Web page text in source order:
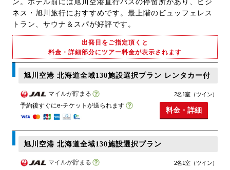
ン。ホテル前には旭川空港直行バスの停留所があり、ビジ
ネス・旭川旅行におすすめです。最上階のビュッフェレス
トラン、サウナ＆スパが好評です。
出発日をご指定頂くと
料金・詳細部分にツアー料金が表示されます
旭川空港 北海道全域130施設選択プラン レンタカー付
マイルが貯まる
予約後すぐにe-チケットが送られます
2名1室（ツイン）
料金・詳細
旭川空港 北海道全域130施設選択プラン
マイルが貯まる
2名1室（ツイン）